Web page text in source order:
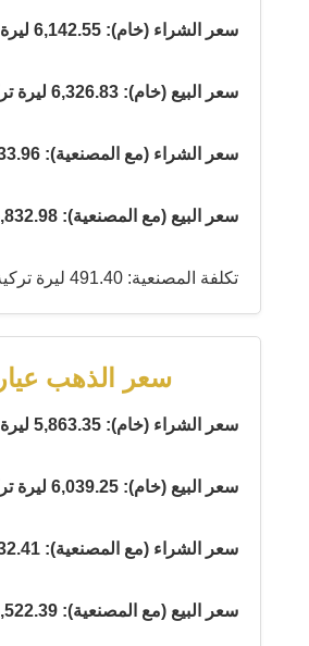
سعر الشراء (خام): 6,142.55 ليرة تركية
سعر البيع (خام): 6,326.83 ليرة تركية
سعر الشراء (مع المصنعية): 6,633.96 ليرة تركية
سعر البيع (مع المصنعية): 6,832.98 ليرة تركية
تكلفة المصنعية: 491.40 ليرة تركية
سعر الذهب عيار 21
سعر الشراء (خام): 5,863.35 ليرة تركية
سعر البيع (خام): 6,039.25 ليرة تركية
سعر الشراء (مع المصنعية): 6,332.41 ليرة تركية
سعر البيع (مع المصنعية): 6,522.39 ليرة تركية